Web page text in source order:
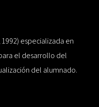
especializada en
el desarrollo del
del alumnado.